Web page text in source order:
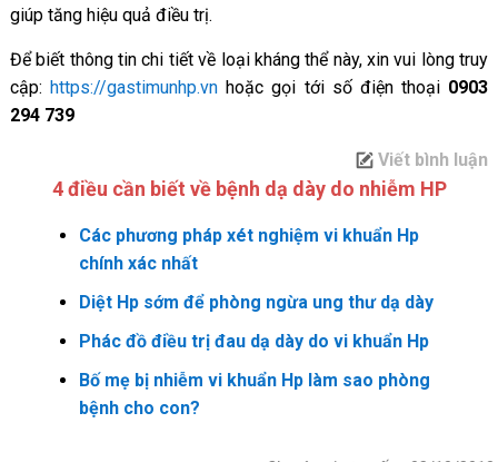
giúp tăng hiệu quả điều trị.
Để biết thông tin chi tiết về loại kháng thể này, xin vui lòng truy
cập:https://gastimunhp.vn hoặc gọi tới số điện thoại 0903
294 739
Viết bình luận
4 điều cần biết về bệnh dạ dày do nhiễm HP
Các phương pháp xét nghiệm vi khuẩn Hp
chính xác nhất
Diệt Hp sớm để phòng ngừa ung thư dạ dày
Phác đồ điều trị đau dạ dày do vi khuẩn Hp
Bố mẹ bị nhiễm vi khuẩn Hp làm sao phòng
bệnh cho con?